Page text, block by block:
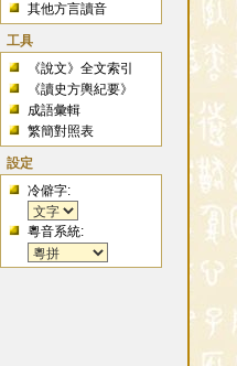
其他方言讀音
工具
《說文》全文索引
《讀史方輿紀要》
成語彙輯
繁簡對照表
設定
冷僻字:
粵音系統: